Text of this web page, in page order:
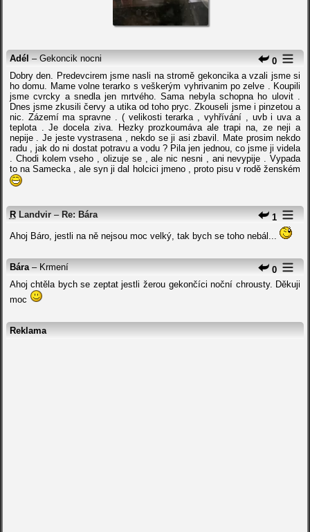
0
Adél – Gekoncik nocni
Dobry den. Predevcirem jsme nasli na stromě gekoncika a vzali jsme si
ho domu. Mame volne terarko s veškerým vyhrivanim po zelve . Koupili
jsme cvrcky a snedla jen mrtvého. Sama nebyla schopna ho ulovit .
Dnes jsme zkusili červy a utika od toho pryc. Zkouseli jsme i pinzetou a
nic. Zázemí ma spravne . ( velikosti terarka , vyhřívání , uvb i uva a
teplota . Je docela ziva. Hezky prozkoumáva ale trapi na, ze neji a
nepije . Je jeste vystrasena , nekdo se ji asi zbavil. Mate prosim nekdo
radu , jak do ni dostat potravu a vodu ? Pila jen jednou, co jsme ji videla
. Chodi kolem vseho , olizuje se , ale nic nesni , ani nevypije . Vypada
to na Samecka , ale syn ji dal holcici jmeno , proto pisu v rodě ženském
1
R Landvir – Re: Bára
Ahoj Báro, jestli na ně nejsou moc velký, tak bych se toho nebál...
0
Bára– Krmení
Ahoj chtěla bych se zeptat jestli žerou gekončíci noční chrousty. Děkuji
moc
Reklama